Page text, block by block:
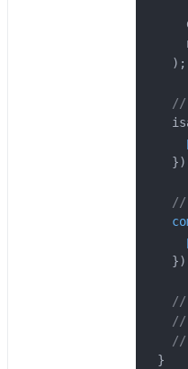
  );
//
//
//
//
//
}